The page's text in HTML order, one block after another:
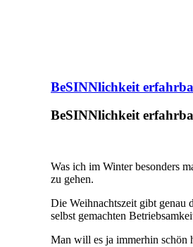
BeSINNlichkeit
BeSINNlichkeit
Was ich im Winter besonders
zu gehen.
Die Weihnachtszeit gibt genau
selbst gemachten
Man will es ja immerhin schön